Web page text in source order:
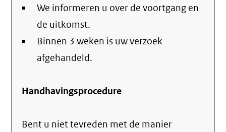
We informeren u over de voortgang en
de uitkomst.
Binnen 3 weken is uw verzoek
afgehandeld.
Handhavingsprocedure
Bent u niet tevreden met de manier